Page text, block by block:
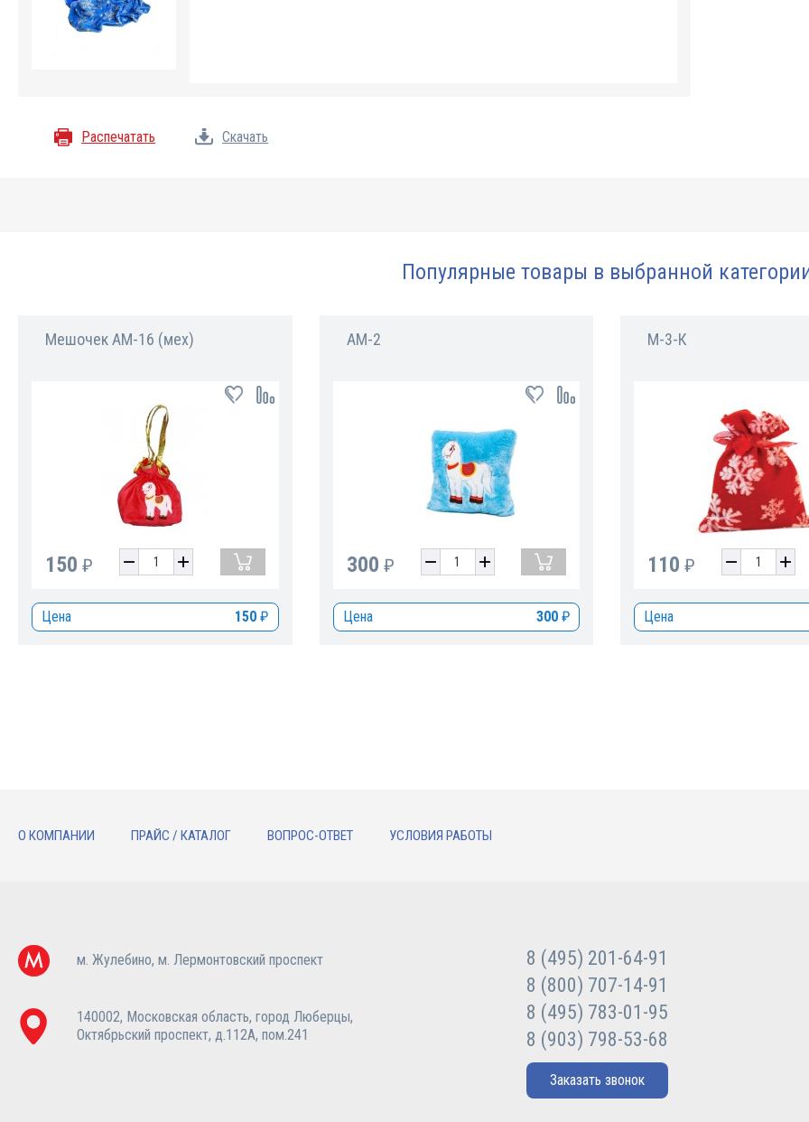
Распечатать Скачать
Популярные товары в выбранной
Мешочек АМ-16 (мех)
150 ₽
Цена 150 ₽
АМ-2
300 ₽
Цена 300₽
М-3-К
110 ₽
Цена
О КОМПАНИИ ПРАЙС / КАТАЛОГ ВОПРОС-ОТВЕТ УСЛОВИЯ РАБОТЫ
м. Жулебино, м. Лермонтовский проспект
140002, Московская область, город Люберцы,
Октябрьский проспект, д.112А, пом.241
8 (495) 201-64-91
8 (800) 707-14-91
8 (495) 783-01-95
8 (903) 798-53-68
Заказать звонок